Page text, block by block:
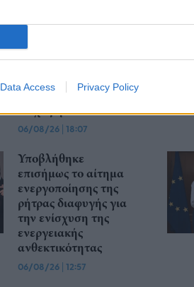
Data Access Privacy Policy
Σαμοθράκη: Σε
πλατφόρμα
myBusinessSupport
για το ειδικό
πρόγραμμα στήριξης
επιχειρήσεων
06/08/26 | 18:07
Υποβλήθηκε
επισήμως το αίτημα
ενεργοποίησης της
ρήτρας διαφυγής για
την ενίσχυση της
ενεργειακής
ανθεκτικότητας
06/08/26 | 12:57